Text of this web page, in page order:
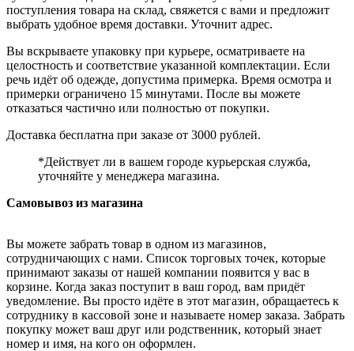
поступления товара на склад, свяжется с вами и предложит
выбрать удобное время доставки. Уточнит адрес.
Вы вскрываете упаковку при курьере, осматриваете на
целостность и соответствие указанной комплектации. Если
речь идёт об одежде, допустима примерка. Время осмотра и
примерки ограничено 15 минутами. После вы можете
отказаться частично или полностью от покупки.
Доставка бесплатна при заказе от 3000 рублей.
*Действует ли в вашем городе курьерская служба,
уточняйте у менеджера магазина.
Самовывоз из магазина
Вы можете забрать товар в одном из магазинов,
сотрудничающих с нами. Список торговых точек, которые
принимают заказы от нашей компании появится у вас в
корзине. Когда заказ поступит в ваш город, вам придёт
уведомление. Вы просто идёте в этот магазин, обращаетесь к
сотруднику в кассовой зоне и называете номер заказа. Забрать
покупку может ваш друг или родственник, который знает
номер и имя, на кого он оформлен.